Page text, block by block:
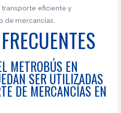
eficiente y
de mercancías.
METROBÚS EN
SER UTILIZADAS
DE MERCANCÍAS EN